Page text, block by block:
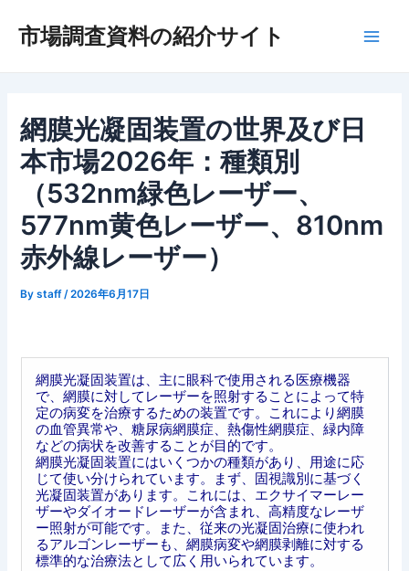
市場調査資料の紹介サイト
網膜光凝固装置の世界及び日
本市場2026年：種類別
（532nm緑色レーザー、
577nm黄色レーザー、810nm
赤外線レーザー）
Bystaff /2026年6月17日
網膜光凝固装置は、主に眼科で使用される医療機器
で、網膜に対してレーザーを照射することによって特
定の病変を治療するための装置です。これにより網膜
の血管異常や、糖尿病網膜症、熱傷性網膜症、緑内障
などの病状を改善することが目的です。
網膜光凝固装置にはいくつかの種類があり、用途に応
じて使い分けられています。まず、固視識別に基づく
光凝固装置があります。これには、エクサイマーレー
ザーやダイオードレーザーが含まれ、高精度なレーザ
ー照射が可能です。また、従来の光凝固治療に使われ
るアルゴンレーザーも、網膜病変や網膜剥離に対する
標準的な治療法として広く用いられています。